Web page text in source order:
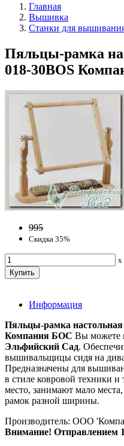
Главная
Вышивка
Станки для
Пяльцы-рамка
018-30BOS
995
Скидка 35%
x
Информация
Пяльцы-рамка настольная
Компания БОС Вы можете
Эльфийский Сад.
вышивальщицы сидя на
Предназначены для
в стиле ковровой техники и
место, занимают мало
рамок разной ширины.
Производитель: ООО
Внимание! Отправлением